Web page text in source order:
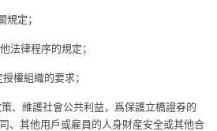
規定；
法律程序的規定；
權組織的要求；
、維護社會公共利益，爲保護立橋證券的
、其他用戶或雇員的人身財産安全或其他合